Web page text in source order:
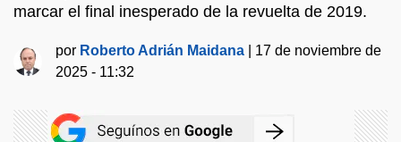
marcar el final inesperado de la revuelta de 2019.
por Roberto Adrián Maidana
17 de noviembre de
2025 - 11:32